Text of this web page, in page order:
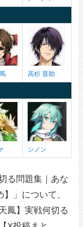
高杉 晋助
シノン
る問題集｜あな
」について、
鳳】実戦何切る